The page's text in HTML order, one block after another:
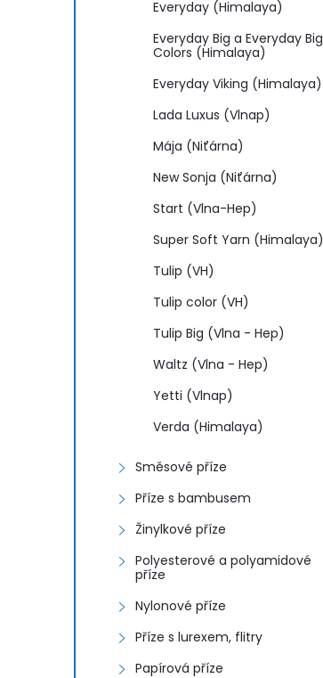
Everyday (Himalaya)
Everyday Big a Everyday Big
Colors (Himalaya)
Everyday Viking (Himalaya)
Lada Luxus (Vlnap)
Mája (Niťárna)
New Sonja (Niťárna)
Start (Vlna-Hep)
Super Soft Yarn (Himalaya)
Tulip (VH)
Tulip color (VH)
Tulip Big (Vlna - Hep)
Waltz (Vlna - Hep)
Yetti (Vlnap)
Verda (Himalaya)
Směsové příze
Příze s bambusem
Žinylkové příze
Polyesterové a polyamidové
příze
Nylonové příze
Příze s lurexem, flitry
Papírová příze